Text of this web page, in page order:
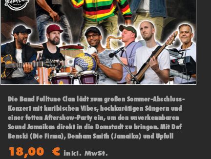
Die Band Fulltune Clan lädt zum großen Sommer-Abschluss-
Konzert mit karibischen Vibes, hochkarätigen Sängern und
einer fetten Aftershow-Party ein, um den unverkennbaren
Sound Jamaikas direkt in die Domstadt zu bringen. Mit Def
Benski (Die Firma), Denham Smith (Jamaika) und Upfull
18,00 € inkl. MwSt.